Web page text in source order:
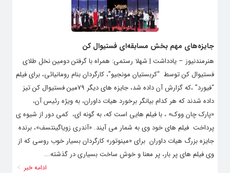
جایزه‌های مهم بخش مسابقه‌ای فستیوال کن
هنرمندنیوز – یادداشت | شهلا رستمی: همراه با گرفتن دومین نخل طلای
فستیوال کن توسط “کربستیان مونجیو”، کارگردان بنام رومانیائی، برای فیلم
“فیورد” ،که گزارش آن داده شد، جایزه های دیگر ۷۹مین فستیوال کن تیز
داده شدند که هر کدام بیانگر برخورد هیات داوران، به ویژه رئیس آن،
«پارک چان ووک» ، با فیلم هایی است که، به گونه ای، کمی دور از شیوه ی
پرداخت فیلم های خود وی به شمار می آیند. «آندری زویاگینتسف»، برنده
جایزه بزرگ هیات داوران برای «مینوتور» کارگردان بسیار خوب روسی که از
وی فیلم های پر بار، پر معنا و خوش ساخت بسیاری در گذشته...
ادامه خبر